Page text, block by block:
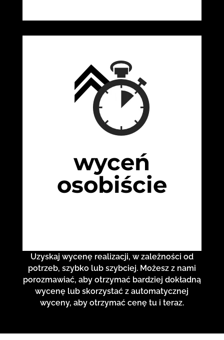
wyceń
osobiście
Uzyskaj wycenę realizacji, w zależności od
potrzeb, szybko lub szybciej. Możesz z nami
porozmawiać, aby otrzymać bardziej dokładną
wycenę lub skorzystać z automatycznej
wyceny, aby otrzymać cenę tu i teraz.